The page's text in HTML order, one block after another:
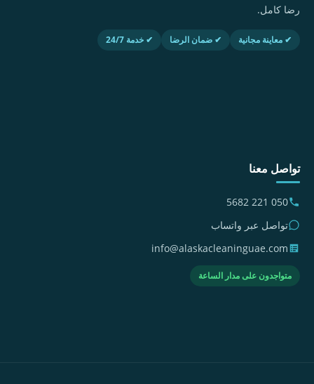
رضا كامل.
✔ معاينة مجانية ✔ ضمان الرضا ✔ خدمة 24/7
تواصل معنا
050 221 5682
تواصل عبر واتساب
info@alaskacleaninguae.com
متواجدون على مدار الساعة